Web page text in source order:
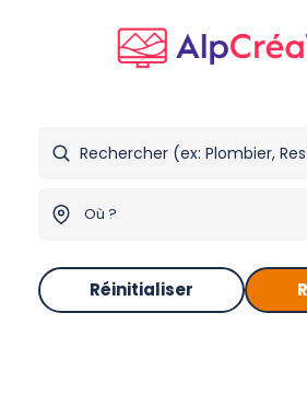
Réinitialiser